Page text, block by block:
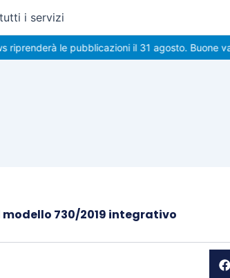
i servizi
le pubblicazioni il 31 agosto. Buone vacanze!
modello 730/2019 integrativo